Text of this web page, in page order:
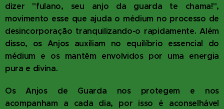
dizer "fulano, seu anjo da guarda te chama!",
movimento esse que ajuda o médium no processo de
desincorporação tranquilizando-o rapidamente. Além
disso, os Anjos auxiliam no equilíbrio essencial do
médium e os mantêm envolvidos por uma energia
pura e divina.
Os Anjos de Guarda nos protegem e nos
acompanham a cada dia, por isso é aconselhável